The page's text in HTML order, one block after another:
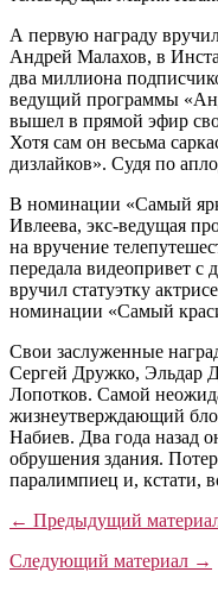
А первую награду
Андрей Малахов, в
два миллиона
ведущий программы
вышел в прямой эфир
Хотя сам он весьма
дизлайков». Судя по
В номинации «Самый
Ивлеева, экс-ведущая
на вручение
передала видеопривет с
вручил статуэтку
номинации «Самый
Свои заслуженные
Сергей Дружко, Эльдар
Лопотков. Самой
жизнеутверждающий
Набиев. Два года назад
обрушения здания.
паралимпиец и, кстати,
← Предыдущий
Следующий материал →